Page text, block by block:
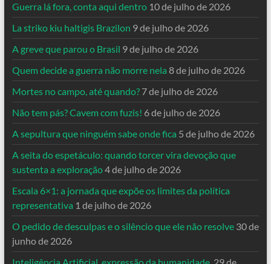
Guerra lá fora, conta aqui dentro 10 de julho de 2026
La striko kiu haltigis Brazilon 9 de julho de 2026
A greve que parou o Brasil 9 de julho de 2026
Quem decide a guerra não morre nela 8 de julho de 2026
Mortes no campo, até quando? 7 de julho de 2026
Não tem pás? Cavem com fuzis! 6 de julho de 2026
A sepultura que ninguém sabe onde fica 5 de julho de 2026
A seita do espetáculo: quando torcer vira devoção que
sustenta a exploração4 de julho de 2026
Escala 6×1: a jornada que expõe os limites da política
representativa 1 de julho de 2026
O pedido de desculpas e o silêncio que ele não resolve 30 de
junho de 2026